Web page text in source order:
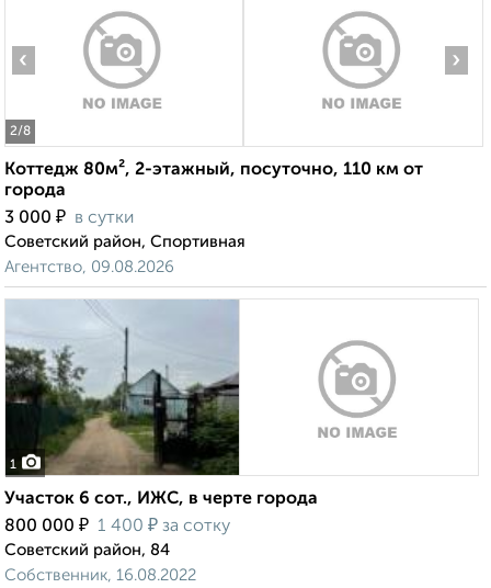
2/8
‹ ›
Коттедж 80м², 2-этажный, посуточно, 110 км от
города
3 000 ₽ в сутки
Советский район, Спортивная
Агентство, 09.08.2026
1
Участок 6 сот., ИЖС, в черте города
800 000 ₽ 1 400 ₽ за сотку
Советский район, 84
Собственник, 16.08.2022